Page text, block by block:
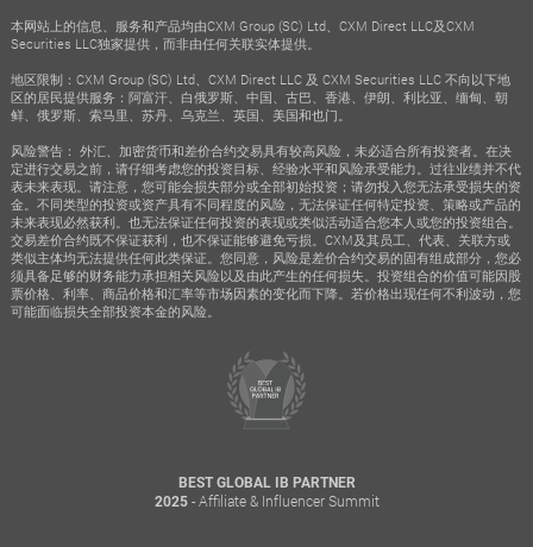
本网站上的信息、服务和产品均由CXM Group (SC) Ltd、CXM Direct LLC及CXM
Securities LLC独家提供，而非由任何关联实体提供。
地区限制：CXM Group (SC) Ltd、CXM Direct LLC 及 CXM Securities LLC 不向以下地
区的居民提供服务：阿富汗、白俄罗斯、中国、古巴、香港、伊朗、利比亚、缅甸、朝
鲜、俄罗斯、索马里、苏丹、乌克兰、英国、美国和也门。
风险警告： 外汇、加密货币和差价合约交易具有较高风险，未必适合所有投资者。在决
定进行交易之前，请仔细考虑您的投资目标、经验水平和风险承受能力。过往业绩并不代
表未来表现。请注意，您可能会损失部分或全部初始投资；请勿投入您无法承受损失的资
金。不同类型的投资或资产具有不同程度的风险，无法保证任何特定投资、策略或产品的
未来表现必然获利。也无法保证任何投资的表现或类似活动适合您本人或您的投资组合。
交易差价合约既不保证获利，也不保证能够避免亏损。CXM及其员工、代表、关联方或
类似主体均无法提供任何此类保证。您同意，风险是差价合约交易的固有组成部分，您必
须具备足够的财务能力承担相关风险以及由此产生的任何损失。投资组合的价值可能因股
票价格、利率、商品价格和汇率等市场因素的变化而下降。若价格出现任何不利波动，您
可能面临损失全部投资本金的风险。
BEST GLOBAL IB PARTNER
2025- Affiliate & Influencer Summit